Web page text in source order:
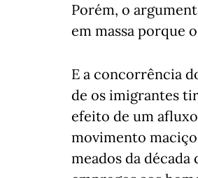
Porém, o
em massa porque
E a concorrência
de os imigrantes
efeito de um
movimento
meados da